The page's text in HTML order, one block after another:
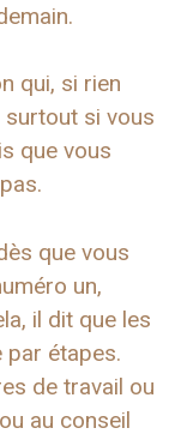
qui, si rien
surtout si vous
que vous
que vous
un,
il dit que les
par étapes.
de travail ou
au conseil